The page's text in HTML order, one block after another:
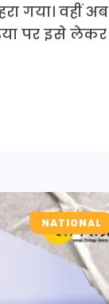
गया। वहीं अब
पर इसे लेकर
NATIONAL